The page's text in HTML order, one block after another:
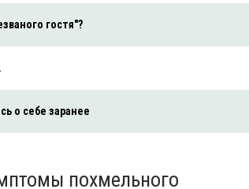
гостя"?
о себе заранее
похмельного